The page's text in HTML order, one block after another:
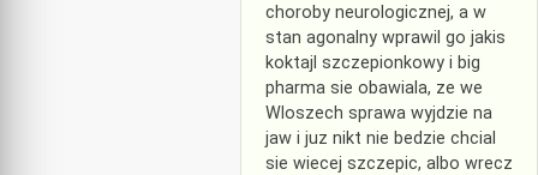
choroby neurologicznej, a w
stan agonalny wprawil go jakis
koktajl szczepionkowy i big
pharma sie obawiala, ze we
Wloszech sprawa wyjdzie na
jaw i juz nikt nie bedzie chcial
sie wiecej szczepic, albo wrecz